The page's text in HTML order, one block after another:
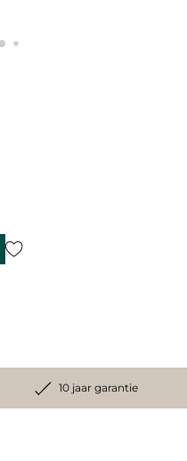
10 jaar garantie